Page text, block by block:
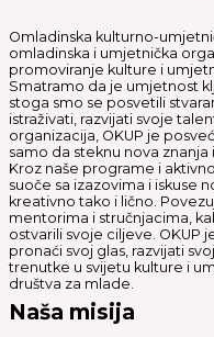
Omladinska kulturno-
omladinska i umjetnička
promoviranje kulture i
Smatramo da je umjetnost
stoga smo se posvetili
istraživati, razvijati svoje
organizacija, OKUP je
samo da steknu nova znanja
Kroz naše programe i
suoče sa izazovima i iskuse
kreativno tako i lično.
mentorima i stručnjacima,
ostvarili svoje ciljeve. OKUP
pronaći svoj glas, razvijati
trenutke u svijetu kulture i
društva za mlade.
Naša misija